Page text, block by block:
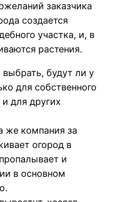
заказчика
создается
участка, и, в
растения.
будут ли у
для собственного
для других
же компания за
огород в
и
в основном